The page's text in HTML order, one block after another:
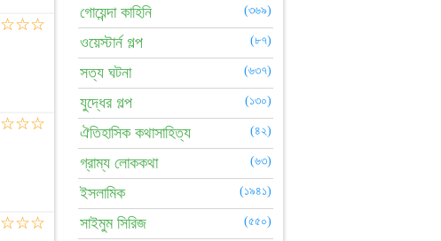
☆☆☆
☆☆☆
☆☆☆
গোয়েন্দা কাহিনি (৩৬৯)
ওয়েস্টার্ন গল্প (৮৭)
সত্য ঘটনা (৬৩৭)
যুদ্ধের গল্প (১৩০)
ঐতিহাসিক কথাসাহিত্য (৪২)
গ্রাম্য লোককথা (৬৩)
ইসলামিক (১৯৪১)
সাইমুম সিরিজ (৫৫০)